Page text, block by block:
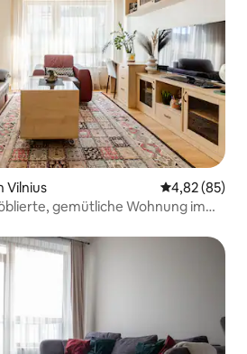
Vilnius
4,82 (85)
gemütliche Wohnung im